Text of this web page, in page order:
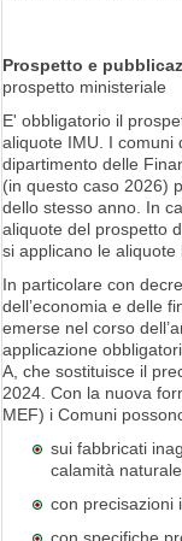
Prospetto e
prospetto ministeriale
E' obbligatorio il
aliquote IMU. I comuni
dipartimento delle
(in questo caso 2026)
dello stesso anno. In
aliquote del prospetto
si applicano le aliquote
In particolare con
dell’economia e delle
emerse nel corso
applicazione
A, che sostituisce il
2024. Con la nuova
MEF) i Comuni
sui fabbricati
calamità
con precisazioni